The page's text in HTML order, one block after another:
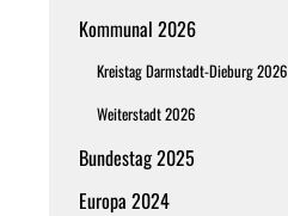
Kommunal 2026
Kreistag Darmstadt-Dieburg 2026
Weiterstadt 2026
Bundestag 2025
Europa 2024